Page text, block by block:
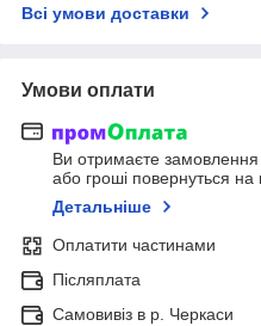
Всі умови доставки
Умови оплати
Ви отримаєте замовлення
або гроші повернуться на
Детальніше
Оплатити частинами
Післяплата
Самовивіз в р. Черкаси